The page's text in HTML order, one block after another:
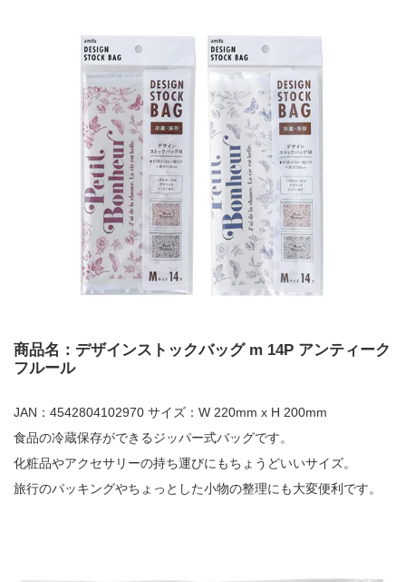
商品名：デザインストックバッグ m 14P アンティーク
フルール
JAN：4542804102970 サイズ：W 220mm x H 200mm
食品の冷蔵保存ができるジッパー式バッグです。
化粧品やアクセサリーの持ち運びにもちょうどいいサイズ。
旅行のパッキングやちょっとした小物の整理にも大変便利です。